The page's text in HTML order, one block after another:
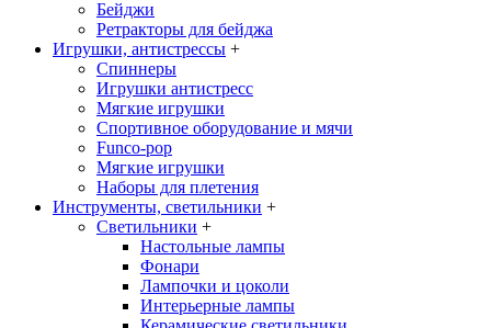
Бейджи
Ретракторы для бейджа
Игрушки, антистрессы +
Спиннеры
Игрушки антистресс
Мягкие игрушки
Спортивное оборудование и мячи
Funco-pop
Мягкие игрушки
Наборы для плетения
Инструменты, светильники +
Светильники +
Настольные лампы
Фонари
Лампочки и цоколи
Интерьерные лампы